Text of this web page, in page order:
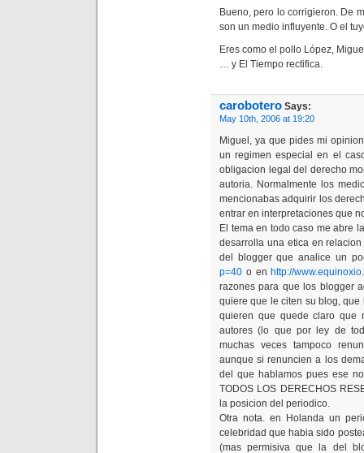
Bueno, pero lo corrigieron. De
son un medio influyente. O el
Eres como el pollo López,
… y El Tiempo rectifica.
carobotero Says:
May 10th, 2006 at 19:20
Miguel, ya que pides mi
un regimen especial en el
obligacion legal del derecho
autoria. Normalmente los
mencionabas adquirir los
entrar en interpretaciones que
El tema en todo caso me abre
desarrolla una etica en
del blogger que analice un
p=40 o en http://
razones para que los blogger
quiere que le citen su blog,
quieren que quede claro que
autores (lo que por ley de
muchas veces tampoco
aunque si renuncien a los
del que hablamos pues ese
TODOS LOS DERECHOS
la posicion del periodico.
Otra nota. en Holanda un
celebridad que habia sido
(mas permisiva que la del